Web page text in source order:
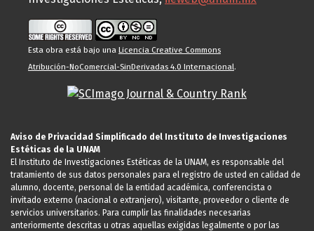
Esta obra está bajo una Licencia Creative Commons
Atribución-NoComercial-SinDerivadas 4.0 Internacional.
Aviso de Privacidad Simplificado del Instituto de Investigaciones
Estéticas de la UNAM
El Instituto de Investigaciones Estéticas de la UNAM, es responsable del
tratamiento de sus datos personales para el registro de usted en calidad de
alumno, docente, personal de la entidad académica, conferencista o
invitado externo (nacional o extranjero), visitante, proveedor o cliente de
servicios universitarios. Para cumplir las finalidades necesarias
anteriormente descritas u otras aquellas exigidas legalmente o por las